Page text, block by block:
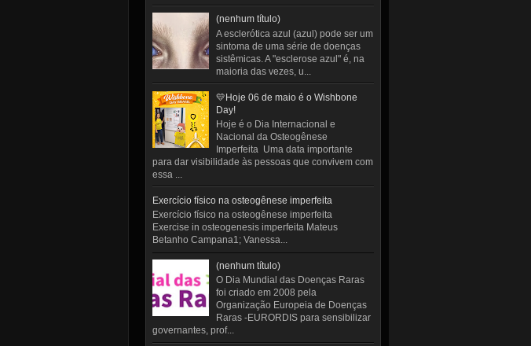
(nenhum título)
A esclerótica azul (azul) pode ser um
sintoma de uma série de doenças
sistêmicas. A "esclerose azul" é, na
maioria das vezes, u...
💛Hoje 06 de maio é o Wishbone
Day!
Hoje é o Dia Internacional e
Nacional da Osteogênese
Imperfeita Uma data importante
para dar visibilidade às pessoas que convivem com
essa ...
Exercício físico na osteogênese imperfeita
Exercício físico na osteogênese imperfeita
Exercise in osteogenesis imperfeita Mateus
Betanho Campana1; Vanessa...
(nenhum título)
O Dia Mundial das Doenças Raras
foi criado em 2008 pela
Organização Europeia de Doenças
Raras -EURORDIS para sensibilizar
governantes, prof...